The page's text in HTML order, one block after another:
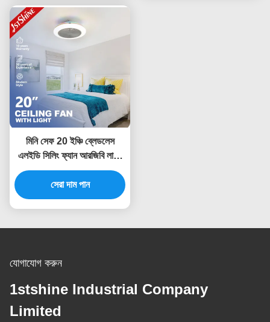
মিনি সেফ 20 ইঞ্চি ব্লেডলেস
এলইডি সিলিং ফ্যান আরজিবি লাইট
ডিসি মোটর সহ ফ্লাশ মাউন্ট
সেরা দাম পান
যোগাযোগ করুন
1stshine Industrial Company
Limited